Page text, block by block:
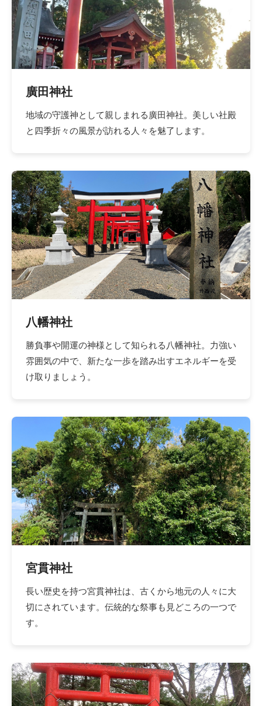
廣田神社
地域の守護神として親しまれる廣田神社。美しい社殿
と四季折々の風景が訪れる人々を魅了します。
八幡神社
勝負事や開運の神様として知られる八幡神社。力強い
雰囲気の中で、新たな一歩を踏み出すエネルギーを受
け取りましょう。
宮貫神社
長い歴史を持つ宮貫神社は、古くから地元の人々に大
切にされています。伝統的な祭事も見どころの一つで
す。